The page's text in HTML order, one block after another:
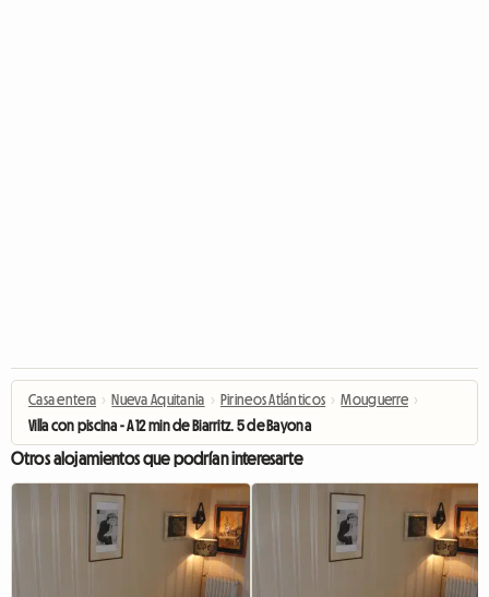
Casa entera › Nueva Aquitania › Pirineos Atlánticos › Mouguerre ›
Villa con piscina - A 12 min de Biarritz. 5 de Bayona
Otros alojamientos que podrían interesarte